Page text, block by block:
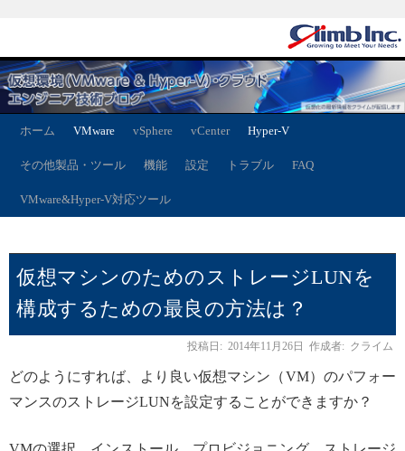
ホーム VMware vSphere vCenter Hyper-V
その他製品・ツール 機能 設定 トラブル FAQ
VMware&Hyper-V対応ツール
仮想マシンのためのストレージLUNを
構成するための最良の方法は？
投稿日: 2014年11月26日 作成者: クライム
どのようにすれば、より良い仮想マシン（VM）のパフォー
マンスのストレージLUNを設定することができますか？